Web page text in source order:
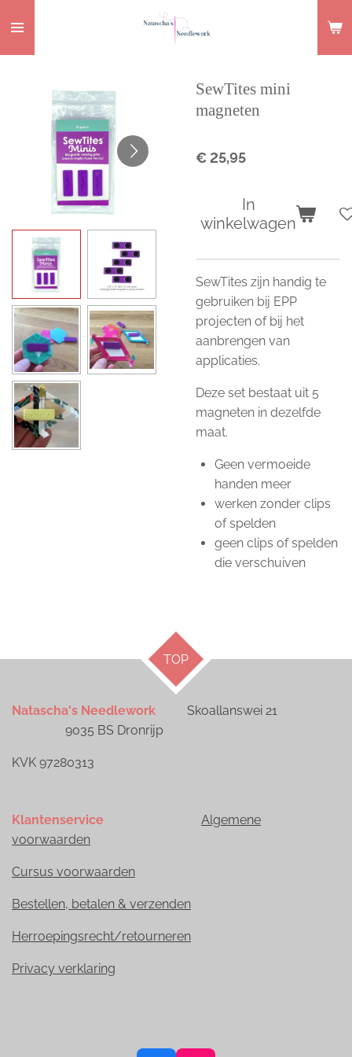
direct
naar
hoofdinhoud
SewTites mini
magneten
€ 25,95
In
winkelwagen
SewTites zijn handig te
gebruiken bij EPP
projecten of bij het
aanbrengen van
applicaties.
Deze set bestaat uit 5
magneten in dezelfde
maat.
Geen vermoeide
handen meer
werken zonder clips
of spelden
geen clips of spelden
die verschuiven
TOP
Natascha's Needlework
Skoallanswei 21
9035 BS Dronrijp
KVK 97280313
Klantenservice
Algemene
voorwaarden
Cursus voorwaarden
Bestellen, betalen & verzenden
Herroepingsrecht/retourneren
Privacy verklaring